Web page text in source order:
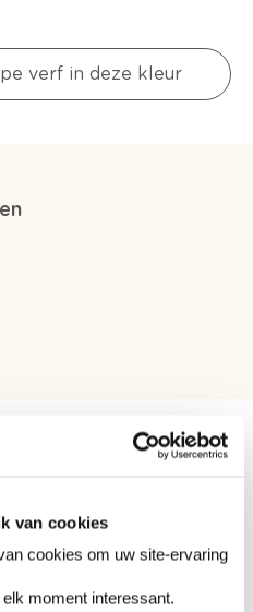
van cookies
cookies om uw site-ervaring
moment interessant.
verf in deze kleur
in de winkel
tinten om je kleur